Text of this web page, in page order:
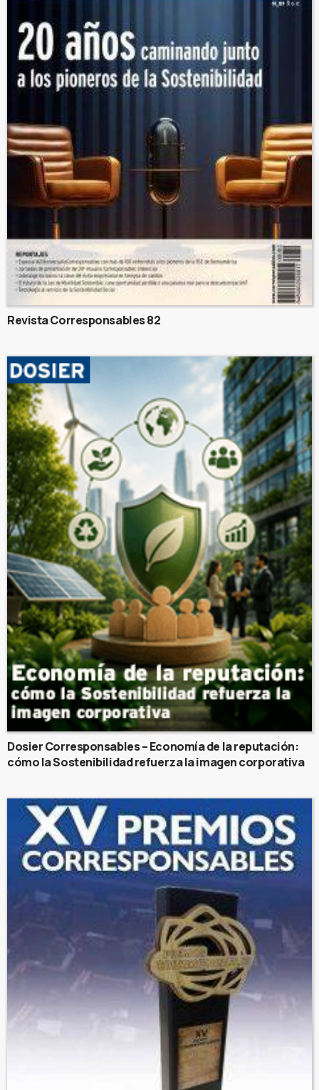
Revista Corresponsables 82
Dosier Corresponsables – Economía de la reputación:
cómo la Sostenibilidad refuerza la imagen corporativa